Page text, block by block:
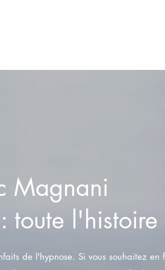
Magnani
toute l'histoire
de l'hypnose. Si vous souhaitez en